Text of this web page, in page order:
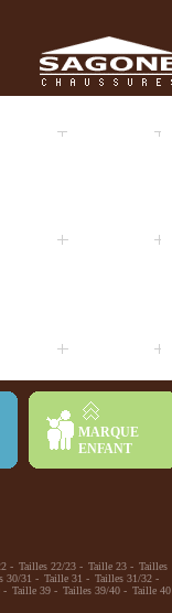
MARQUE
ENFANT
- Tailles 22/23 - Taille 23 - Tailles
30/31 - Taille 31 - Tailles 31/32 -
- Taille 39 - Tailles 39/40 - Taille 40